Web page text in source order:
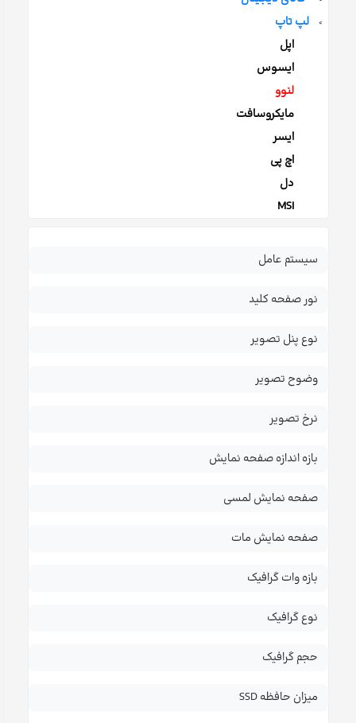
>
لپ تاپ
اپل
ایسوس
لنوو
مایکروسافت
ایسر
اچ پی
دل
MSI
سیستم عامل
نور صفحه کلید
نوع پنل تصویر
وضوح تصویر
نرخ تصویر
بازه اندازه صفحه نمایش
صفحه نمایش لمسی
صفحه نمایش مات
بازه وات گرافیک
نوع گرافیک
حجم گرافیک
میزان حافظه SSD